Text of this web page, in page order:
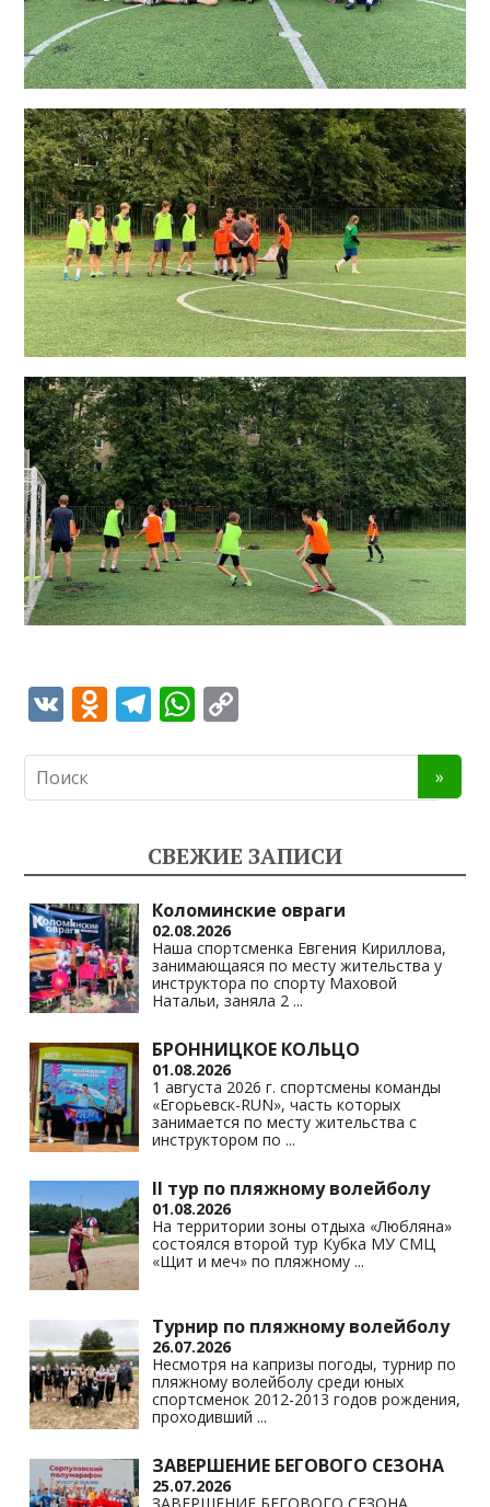
V O
o
as
s
ni
ki
T
gr
a
m
W
s
A
p
p
y
Li
n
k
СВЕЖИЕ ЗАПИСИ
Коломинские овраги
02.08.2026
Наша спортсменка Евгения Кириллова,
занимающаяся по месту жительства у
инструктора по спорту Маховой
Натальи, заняла 2 ...
БРОННИЦКОЕ КОЛЬЦО
01.08.2026
1 августа 2026 г. спортсмены команды
«Егорьевск-RUN», часть которых
занимается по месту жительства с
инструктором по ...
II тур по пляжному волейболу
01.08.2026
На территории зоны отдыха «Любляна»
состоялся второй тур Кубка МУ СМЦ
«Щит и меч» по пляжному ...
Турнир по пляжному волейболу
26.07.2026
Несмотря на капризы погоды, турнир по
пляжному волейболу среди юных
спортсменок 2012-2013 годов рождения,
проходивший ...
ЗАВЕРШЕНИЕ БЕГОВОГО СЕЗОНА
25.07.2026